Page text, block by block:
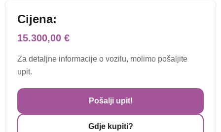
Cijena:
15.300,00 €
Za detaljne informacije o vozilu, molimo pošaljite
upit.
Pošalji upit!
Gdje kupiti?